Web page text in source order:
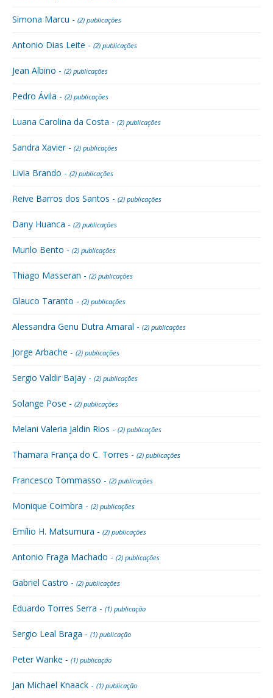
Simona Marcu - (2) publicações
Antonio Dias Leite - (2) publicações
Jean Albino - (2) publicações
Pedro Ávila - (2) publicações
Luana Carolina da Costa - (2) publicações
Sandra Xavier - (2) publicações
Livia Brando - (2) publicações
Reive Barros dos Santos - (2) publicações
Dany Huanca - (2) publicações
Murilo Bento - (2) publicações
Thiago Masseran - (2) publicações
Glauco Taranto - (2) publicações
Alessandra Genu Dutra Amaral - (2) publicações
Jorge Arbache - (2) publicações
Sergio Valdir Bajay - (2) publicações
Solange Pose - (2) publicações
Melani Valeria Jaldin Rios - (2) publicações
Thamara França do C. Torres - (2) publicações
Francesco Tommasso - (2) publicações
Monique Coimbra - (2) publicações
Emílio H. Matsumura - (2) publicações
Antonio Fraga Machado - (2) publicações
Gabriel Castro - (2) publicações
Eduardo Torres Serra - (1) publicação
Sergio Leal Braga - (1) publicação
Peter Wanke - (1) publicação
Jan Michael Knaack - (1) publicação